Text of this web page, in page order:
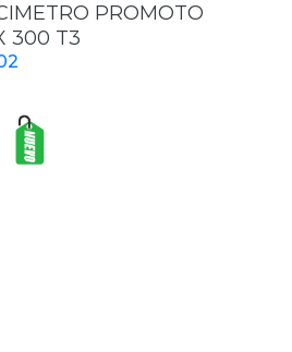
PROMOTO
300 T3